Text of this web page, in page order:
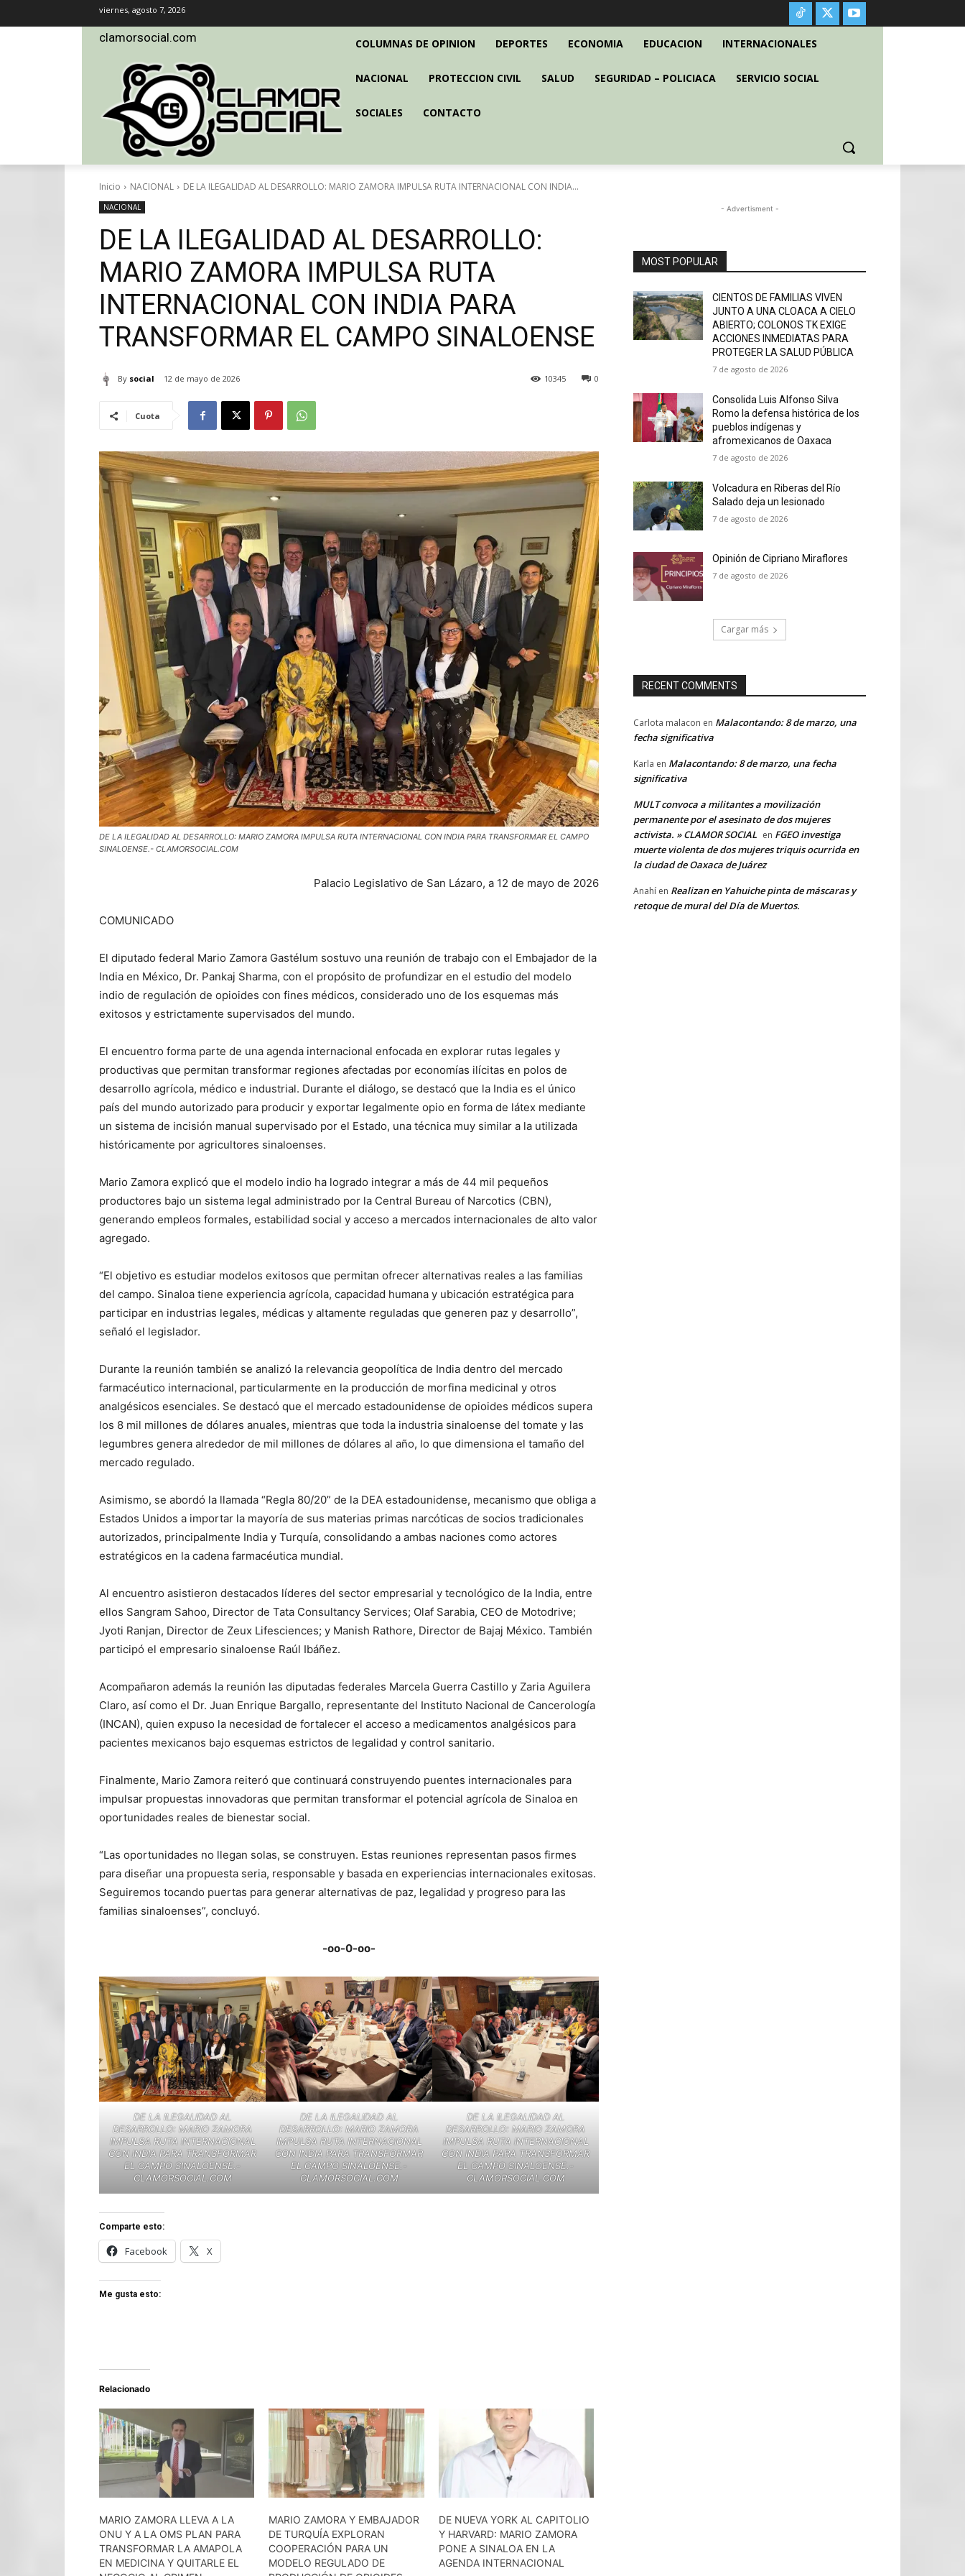
viernes, agosto 7, 2026
clamorsocial.com COLUMNAS DE OPINION DEPORTES ECONOMIA EDUCACION INTERNACIONALES
NACIONAL PROTECCION CIVIL SALUD SEGURIDAD – POLICIACA SERVICIO SOCIAL
SOCIALES CONTACTO
Inicio NACIONAL DE LA ILEGALIDAD AL DESARROLLO: MARIO ZAMORA IMPULSA RUTA INTERNACIONAL CON INDIA...
NACIONAL
DE LA ILEGALIDAD AL DESARROLLO:
MARIO ZAMORA IMPULSA RUTA
INTERNACIONAL CON INDIA PARA
TRANSFORMAR EL CAMPO SINALOENSE
By social 12 de mayo de 2026 0
10345
Cuota
DE LA ILEGALIDAD AL DESARROLLO: MARIO ZAMORA IMPULSA RUTA INTERNACIONAL CON INDIA PARA TRANSFORMAR EL CAMPO
SINALOENSE.- CLAMORSOCIAL.COM
Palacio Legislativo de San Lázaro, a 12 de mayo de 2026
COMUNICADO
El diputado federal Mario Zamora Gastélum sostuvo una reunión de trabajo con el Embajador de la
India en México, Dr. Pankaj Sharma, con el propósito de profundizar en el estudio del modelo
indio de regulación de opioides con fines médicos, considerado uno de los esquemas más
exitosos y estrictamente supervisados del mundo.
El encuentro forma parte de una agenda internacional enfocada en explorar rutas legales y
productivas que permitan transformar regiones afectadas por economías ilícitas en polos de
desarrollo agrícola, médico e industrial. Durante el diálogo, se destacó que la India es el único
país del mundo autorizado para producir y exportar legalmente opio en forma de látex mediante
un sistema de incisión manual supervisado por el Estado, una técnica muy similar a la utilizada
históricamente por agricultores sinaloenses.
Mario Zamora explicó que el modelo indio ha logrado integrar a más de 44 mil pequeños
productores bajo un sistema legal administrado por la Central Bureau of Narcotics (CBN),
generando empleos formales, estabilidad social y acceso a mercados internacionales de alto valor
agregado.
“El objetivo es estudiar modelos exitosos que permitan ofrecer alternativas reales a las familias
del campo. Sinaloa tiene experiencia agrícola, capacidad humana y ubicación estratégica para
participar en industrias legales, médicas y altamente reguladas que generen paz y desarrollo”,
señaló el legislador.
Durante la reunión también se analizó la relevancia geopolítica de India dentro del mercado
farmacéutico internacional, particularmente en la producción de morfina medicinal y otros
analgésicos esenciales. Se destacó que el mercado estadounidense de opioides médicos supera
los 8 mil millones de dólares anuales, mientras que toda la industria sinaloense del tomate y las
legumbres genera alrededor de mil millones de dólares al año, lo que dimensiona el tamaño del
mercado regulado.
Asimismo, se abordó la llamada “Regla 80/20” de la DEA estadounidense, mecanismo que obliga a
Estados Unidos a importar la mayoría de sus materias primas narcóticas de socios tradicionales
autorizados, principalmente India y Turquía, consolidando a ambas naciones como actores
estratégicos en la cadena farmacéutica mundial.
Al encuentro asistieron destacados líderes del sector empresarial y tecnológico de la India, entre
ellos Sangram Sahoo, Director de Tata Consultancy Services; Olaf Sarabia, CEO de Motodrive;
Jyoti Ranjan, Director de Zeux Lifesciences; y Manish Rathore, Director de Bajaj México. También
participó el empresario sinaloense Raúl Ibáñez.
Acompañaron además la reunión las diputadas federales Marcela Guerra Castillo y Zaria Aguilera
Claro, así como el Dr. Juan Enrique Bargallo, representante del Instituto Nacional de Cancerología
(INCAN), quien expuso la necesidad de fortalecer el acceso a medicamentos analgésicos para
pacientes mexicanos bajo esquemas estrictos de legalidad y control sanitario.
Finalmente, Mario Zamora reiteró que continuará construyendo puentes internacionales para
impulsar propuestas innovadoras que permitan transformar el potencial agrícola de Sinaloa en
oportunidades reales de bienestar social.
“Las oportunidades no llegan solas, se construyen. Estas reuniones representan pasos firmes
para diseñar una propuesta seria, responsable y basada en experiencias internacionales exitosas.
Seguiremos tocando puertas para generar alternativas de paz, legalidad y progreso para las
familias sinaloenses”, concluyó.
-oo-0-oo-
DE LA ILEGALIDAD AL
DESARROLLO: MARIO ZAMORA
IMPULSA RUTA INTERNACIONAL
CON INDIA PARA TRANSFORMAR
EL CAMPO SINALOENSE.-
CLAMORSOCIAL.COM
DE LA ILEGALIDAD AL
DESARROLLO: MARIO ZAMORA
IMPULSA RUTA INTERNACIONAL
CON INDIA PARA TRANSFORMAR
EL CAMPO SINALOENSE.-
CLAMORSOCIAL.COM
DE LA ILEGALIDAD AL
DESARROLLO: MARIO ZAMORA
IMPULSA RUTA INTERNACIONAL
CON INDIA PARA TRANSFORMAR
EL CAMPO SINALOENSE.-
CLAMORSOCIAL.COM
Comparte esto:
Facebook X
Me gusta esto:
Relacionado
MARIO ZAMORA LLEVA A LA
ONU Y A LA OMS PLAN PARA
TRANSFORMAR LA AMAPOLA
EN MEDICINA Y QUITARLE EL
MARIO ZAMORA Y EMBAJADOR
DE TURQUÍA EXPLORAN
COOPERACIÓN PARA UN
MODELO REGULADO DE
DE NUEVA YORK AL CAPITOLIO
Y HARVARD: MARIO ZAMORA
PONE A SINALOA EN LA
AGENDA INTERNACIONAL
- Advertisment -
MOST POPULAR
CIENTOS DE FAMILIAS VIVEN
JUNTO A UNA CLOACA A CIELO
ABIERTO; COLONOS TK EXIGE
ACCIONES INMEDIATAS PARA
PROTEGER LA SALUD PÚBLICA
7 de agosto de 2026
Consolida Luis Alfonso Silva
Romo la defensa histórica de los
pueblos indígenas y
afromexicanos de Oaxaca
7 de agosto de 2026
Volcadura en Riberas del Río
Salado deja un lesionado
7 de agosto de 2026
Opinión de Cipriano Miraflores
7 de agosto de 2026
Cargar más
RECENT COMMENTS
Carlota malacon en Malacontando: 8 de marzo, una
fecha significativa
Karla en Malacontando: 8 de marzo, una fecha
significativa
MULT convoca a militantes a movilización
permanente por el asesinato de dos mujeres
activista. » CLAMOR SOCIAL en FGEO investiga
muerte violenta de dos mujeres triquis ocurrida en
la ciudad de Oaxaca de Juárez
Anahí en Realizan en Yahuiche pinta de máscaras y
retoque de mural del Día de Muertos.